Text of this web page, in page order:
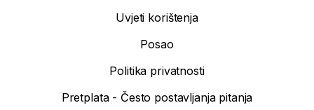
Uvjeti korištenja
Posao
Politika privatnosti
Pretplata - Često postavljanja pitanja